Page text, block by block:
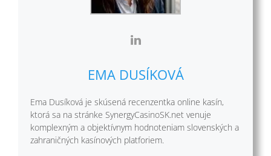
EMA DUSÍKOVÁ
Ema Dusíková je skúsená recenzentka online kasín,
ktorá sa na stránke SynergyCasinoSK.net venuje
komplexným a objektívnym hodnoteniam slovenských a
zahraničných kasínových platforiem.